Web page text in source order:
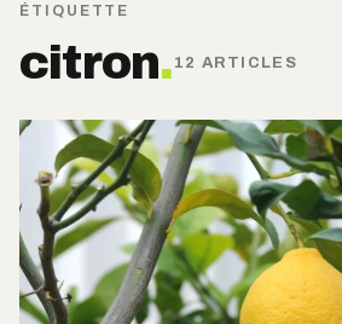
ÉTIQUETTE
citron. 12 ARTICLES